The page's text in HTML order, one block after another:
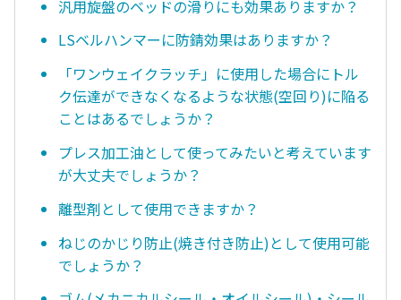
汎用旋盤のベッドの滑りにも効果ありますか？
LSベルハンマーに防錆効果はありますか？
「ワンウェイクラッチ」に使用した場合にトル
ク伝達ができなくなるような状態(空回り)に陥る
ことはあるでしょうか？
プレス加工油として使ってみたいと考えています
が大丈夫でしょうか？
離型剤として使用できますか？
ねじのかじり防止(焼き付き防止)として使用可能
でしょうか？